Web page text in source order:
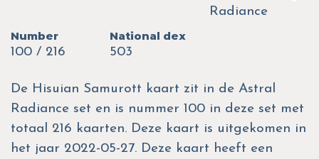
Radiance
Number
100 / 216
National dex
503
De Hisuian Samurott kaart zit in de Astral
Radiance set en is nummer 100 in deze set met
totaal 216 kaarten. Deze kaart is uitgekomen in
het jaar 2022-05-27. Deze kaart heeft een